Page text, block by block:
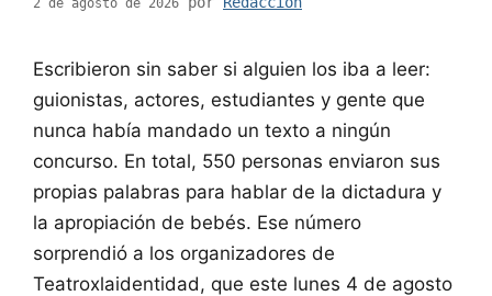
Escribieron sin saber si alguien los iba a leer:
guionistas, actores, estudiantes y gente que
nunca había mandado un texto a ningún
concurso. En total, 550 personas enviaron sus
propias palabras para hablar de la dictadura y
la apropiación de bebés. Ese número
sorprendió a los organizadores de
Teatroxlaidentidad, que este lunes 4 de agosto